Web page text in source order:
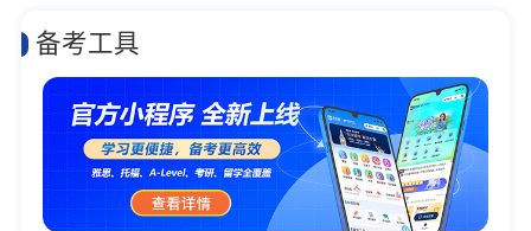
备考工具